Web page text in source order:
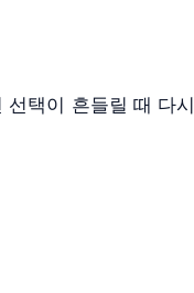
택이 흔들릴 때 다시